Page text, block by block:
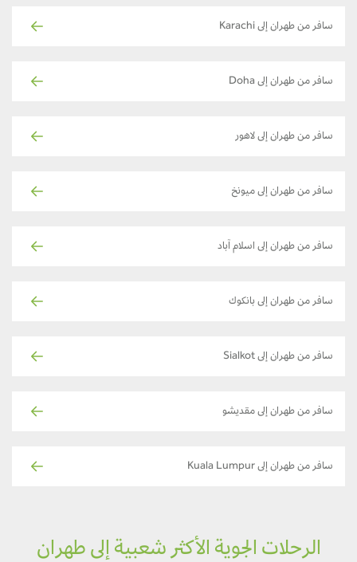
سافر من طهران إلى Karachi
سافر من طهران إلى Doha
سافر من طهران إلى لاهور
سافر من طهران إلى ميونخ
سافر من طهران إلى اسلام آباد
سافر من طهران إلى بانكوك
سافر من طهران إلى Sialkot
سافر من طهران إلى مقديشو
سافر من طهران إلى Kuala Lumpur
الرحلات الجوية الأكثر شعبية إلى طهران